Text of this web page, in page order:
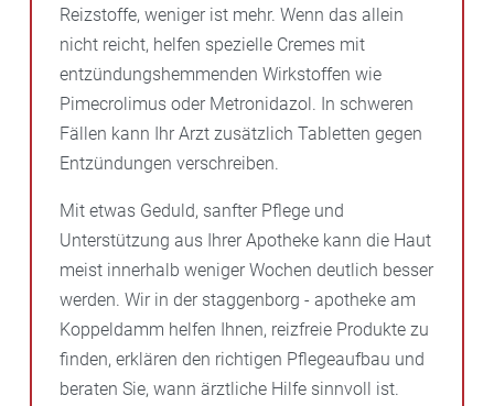
Reizstoffe, weniger ist mehr. Wenn das allein
nicht reicht, helfen spezielle Cremes mit
entzündungshemmenden Wirkstoffen wie
Pimecrolimus oder Metronidazol. In schweren
Fällen kann Ihr Arzt zusätzlich Tabletten gegen
Entzündungen verschreiben.
Mit etwas Geduld, sanfter Pflege und
Unterstützung aus Ihrer Apotheke kann die Haut
meist innerhalb weniger Wochen deutlich besser
werden. Wir in der staggenborg - apotheke am
Koppeldamm helfen Ihnen, reizfreie Produkte zu
finden, erklären den richtigen Pflegeaufbau und
beraten Sie, wann ärztliche Hilfe sinnvoll ist.